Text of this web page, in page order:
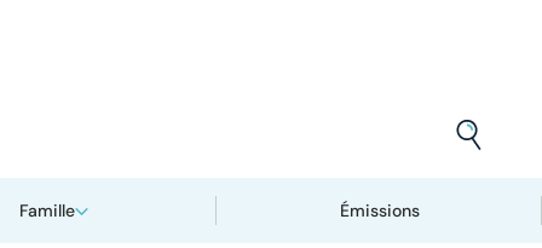
Famille Émissions